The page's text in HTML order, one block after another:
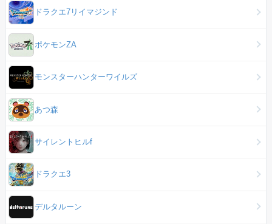
ドラクエ7リイマジンド
ポケモンZA
モンスターハンターワイルズ
あつ森
サイレントヒルf
ドラクエ3
デルタルーン